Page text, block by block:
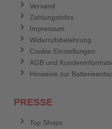
Versand
Zahlungsinfos
Impressum
Widerrufsbelehrung
Cookie Einstellungen
AGB und
Hinweise zur
PRESSE
Top Shops